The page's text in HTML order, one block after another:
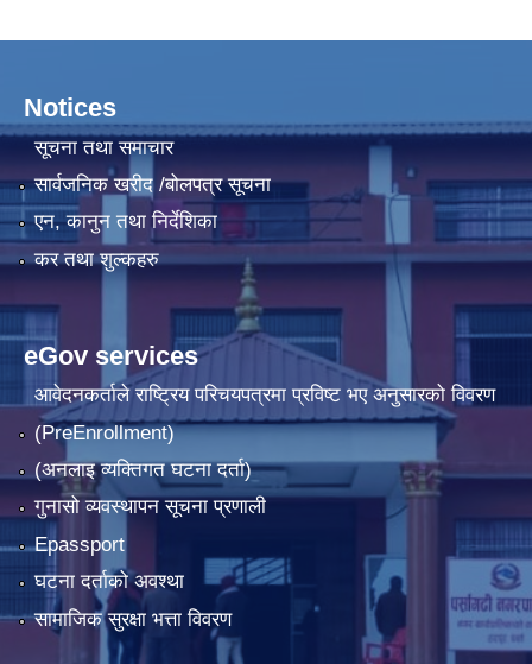
Notices
सूचना तथा समाचार
सार्वजनिक खरीद /बोलपत्र सूचना
एन, कानुन तथा निर्देशिका
कर तथा शुल्कहरु
eGov services
आवेदनकर्ताले राष्‍ट्रिय परिचयपत्रमा प्रविष्ट भए अनुसारको विवरण
(PreEnrollment)
(अनलाइ व्यक्तिगत घटना दर्ता)
गुनासो व्यवस्थापन सूचना प्रणाली
Epassport
घटना दर्ताको अवश्था
सामाजिक सुरक्षा भत्ता विवरण